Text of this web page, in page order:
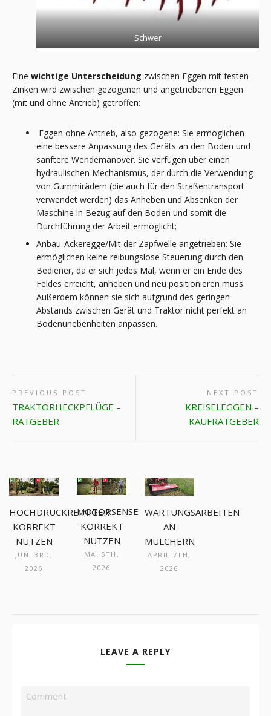
Schwer
Eine wichtige Unterscheidung zwischen Eggen mit festen
Zinken wird zwischen gezogenen und angetriebenen Eggen
(mit und ohne Antrieb) getroffen:
Eggen ohne Antrieb, also gezogene: Sie ermöglichen
eine bessere Anpassung des Geräts an den Boden und
sanftere Wendemanöver. Sie verfügen über einen
hydraulischen Mechanismus, der durch die Verwendung
von Gummirädern (die auch für den Straßentransport
verwendet werden) das Anheben und Absenken der
Maschine in Bezug auf den Boden und somit die
Durchführung der Arbeit ermöglicht;
Anbau-Ackeregge/Mit der Zapfwelle angetrieben: Sie
ermöglichen keine reibungslose Steuerung durch den
Bediener, da er sich jedes Mal, wenn er ein Ende des
Feldes erreicht, anheben und neu positionieren muss.
Außerdem können sie sich aufgrund des geringen
Abstands zwischen Gerät und Traktor nicht perfekt an
Bodenunebenheiten anpassen.
PREVIOUS POST
TRAKTORHECKPFLÜGE –
RATGEBER
NEXT POST
KREISELEGGEN –
KAUFRATGEBER
HOCHDRUCKREINIGER
KORREKT
NUTZEN
JUNI 3RD,
2026
MOTORSENSE
KORREKT
NUTZEN
MAI 5TH,
2026
WARTUNGSARBEITEN
AN
MULCHERN
APRIL 7TH,
2026
LEAVE A REPLY